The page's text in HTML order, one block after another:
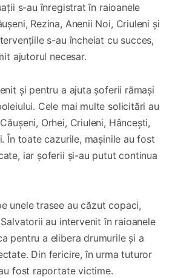
s-au înregistrat în raioanele
Rezina, Anenii Noi, Criuleni și
s-au încheiat cu succes,
ajutorul necesar.
și pentru a ajuta șoferii rămași
Cele mai multe solicitări au
Orhei, Criuleni, Hâncești,
În toate cazurile, mașinile au fost
iar șoferii și-au putut continua
unele trasee au căzut copaci,
au intervenit în raioanele
pentru a elibera drumurile și a
Din fericire, în urma tuturor
fost raportate victime.